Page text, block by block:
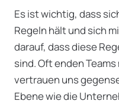
Es ist wichtig, dass
Regeln hält und sich
darauf, dass diese
sind. Oft enden
vertrauen uns
Ebene wie die